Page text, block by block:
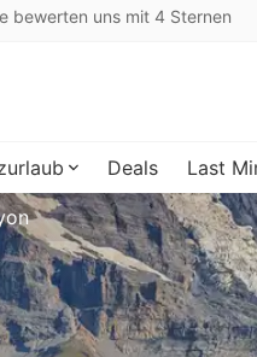
bewerten uns mit 4 Sternen
Deals Last